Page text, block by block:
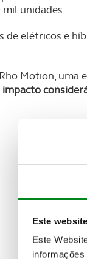
Este
Este
unidades.
de elétricos e
Motion, uma